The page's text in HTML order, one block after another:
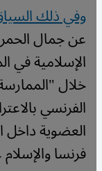
وفي ذلك
عن جمال
الإسلامية في
خلال
الفرنسي
العضوية داخل
فرنسا